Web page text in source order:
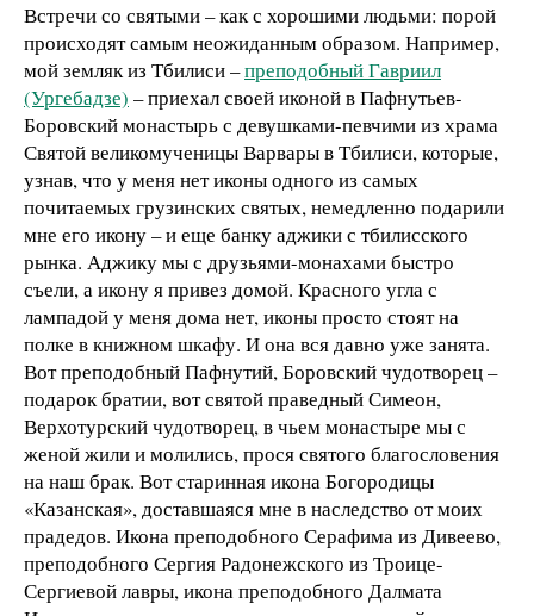
Встречи со святыми – как с хорошими людьми: порой
происходят самым неожиданным образом. Например,
мой земляк из Тбилиси –преподобный Гавриил
(Ургебадзе) – приехал своей иконой в Пафнутьев-
Боровский монастырь с девушками-певчими из храма
Святой великомученицы Варвары в Тбилиси, которые,
узнав, что у меня нет иконы одного из самых
почитаемых грузинских святых, немедленно подарили
мне его икону – и еще банку аджики с тбилисского
рынка. Аджику мы с друзьями-монахами быстро
съели, а икону я привез домой. Красного угла с
лампадой у меня дома нет, иконы просто стоят на
полке в книжном шкафу. И она вся давно уже занята.
Вот преподобный Пафнутий, Боровский чудотворец –
подарок братии, вот святой праведный Симеон,
Верхотурский чудотворец, в чьем монастыре мы с
женой жили и молились, прося святого благословения
на наш брак. Вот старинная икона Богородицы
«Казанская», доставшаяся мне в наследство от моих
прадедов. Икона преподобного Серафима из Дивеево,
преподобного Сергия Радонежского из Троице-
Сергиевой лавры, икона преподобного Далмата